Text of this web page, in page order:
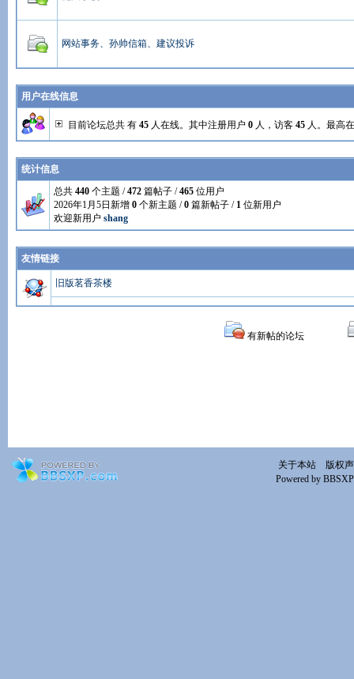
网站事务、孙帅信箱、建议投诉
用户在线信息
目前论坛总共 有 45 人在线。其中注册用户 0 人，访客 45 人。最高
统计信息
总共 440 个主题 /472 篇帖子 /465 位用户
2026年1月5日新增 0 个新主题 /0 篇新帖子 / 1 位新用户
欢迎新用户 shang
友情链接
旧版茗香茶楼
有新帖的论坛
关于本站
版权
Powered by